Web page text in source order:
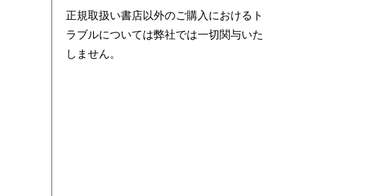
正規取扱い書店以外のご購入におけるト
ラブルについては弊社では一切関与いた
しません。